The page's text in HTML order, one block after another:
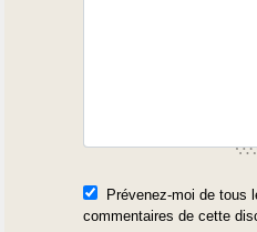
Prévenez-moi de tous
commentaires de cette